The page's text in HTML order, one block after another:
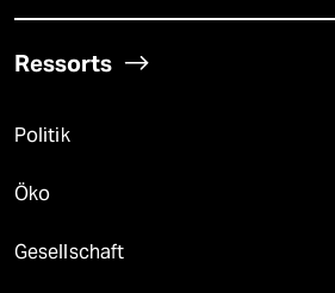
Ressorts
Politik
Öko
Gesellschaft